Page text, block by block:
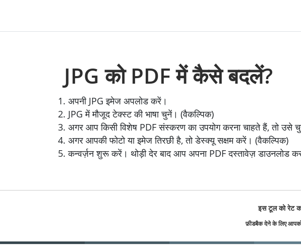
JPG को PDF में कैसे बदलें?
अपनी JPG इमेज अपलोड करें।
JPG में मौजूद टेक्स्ट की भाषा चुनें। (वैकल्पिक)
अगर आप किसी विशेष PDF संस्करण का उपयोग करना चाहते हैं, तो उसे
अगर आपकी फोटो या इमेज तिरछी है, तो डेस्क्यू सक्षम करें। (वैकल्पिक)
कन्वर्ज़न शुरू करें। थोड़ी देर बाद आप अपना PDF दस्तावेज़ डाउनलोड
इस टूल को रेट
फ़ीडबैक देने के लिए